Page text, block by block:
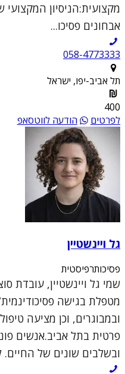
מקצועית:הניסיון המקצועי
אבחונים פסיכו...
058-4773333
תל אביב-יפו, ישראל
400
לפרטים
הודעה לווטסאפ
גל ויינשטיין
פסיכותרפיסטית
מטפלת בגישה
ובמבוגרים, וכן מציעה
פרטית בתל אביב.אנשים
ובשלבים שונים של החיים.